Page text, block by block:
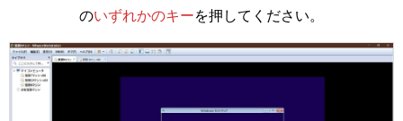
のいずれかのキーを押してください。